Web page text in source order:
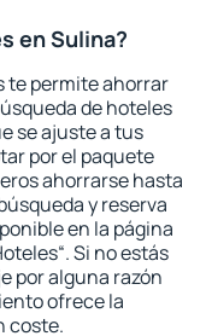
en Sulina?
te permite ahorrar
de hoteles
se ajuste a tus
por el paquete
ahorrarse hasta
y reserva
en la página
Si no estás
por alguna razón
ofrece la
coste.